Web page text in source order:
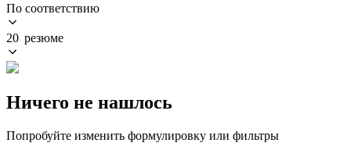
По соответствию
20 резюме
Ничего не нашлось
Попробуйте изменить формулировку или фильтры